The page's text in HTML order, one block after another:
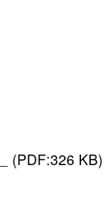
(PDF:326 KB)